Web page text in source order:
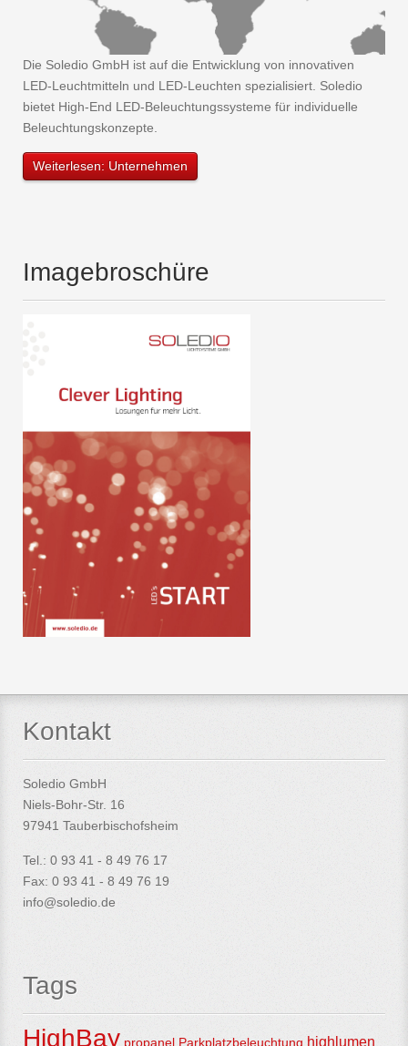
Die Soledio GmbH ist auf die Entwicklung von innovativen
LED-Leuchtmitteln und LED-Leuchten spezialisiert. Soledio
bietet High-End LED-Beleuchtungssysteme für individuelle
Beleuchtungskonzepte.
Weiterlesen: Unternehmen
Imagebroschüre
Kontakt
Soledio GmbH
Niels-Bohr-Str. 16
97941 Tauberbischofsheim
Tel.: 0 93 41 - 8 49 76 17
Fax: 0 93 41 - 8 49 76 19
info@soledio.de
Tags
HighBay propanel Parkplatzbeleuchtung highlumen